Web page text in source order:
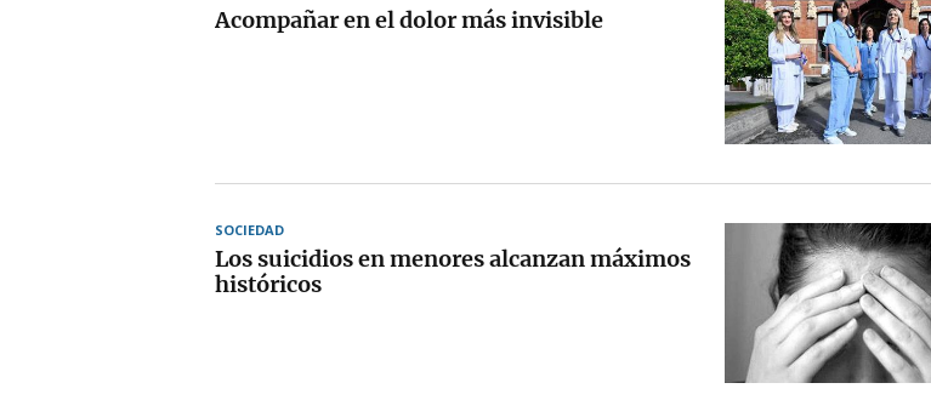
Acompañar en el dolor más invisible
SOCIEDAD
Los suicidios en menores alcanzan máximos
históricos